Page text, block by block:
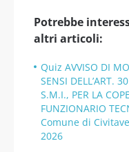
Potrebbe
altri articoli:
Quiz AVVISO DI
SENSI DELL’ART.
S.M.I., PER LA
FUNZIONARIO
Comune di
2026